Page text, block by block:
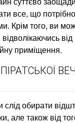
суттєво
все, що
Крім того, ви
від
приміщення.
слід обирати
але також від